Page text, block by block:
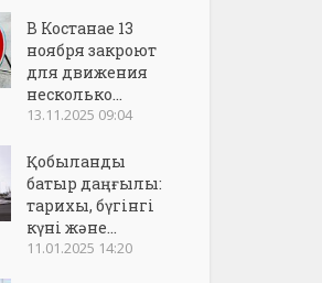
В Костанае 13
ноября закроют
для движения
несколько...
13.11.2025 09:04
Қобыланды
батыр даңғылы:
тарихы, бүгінгі
күні және...
11.01.2025 14:20